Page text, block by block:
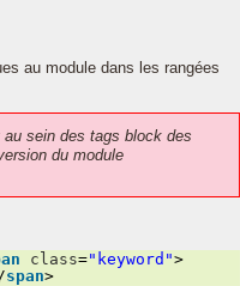
au module dans les rangées
sein des tags block des
du module
class="keyword">
span>